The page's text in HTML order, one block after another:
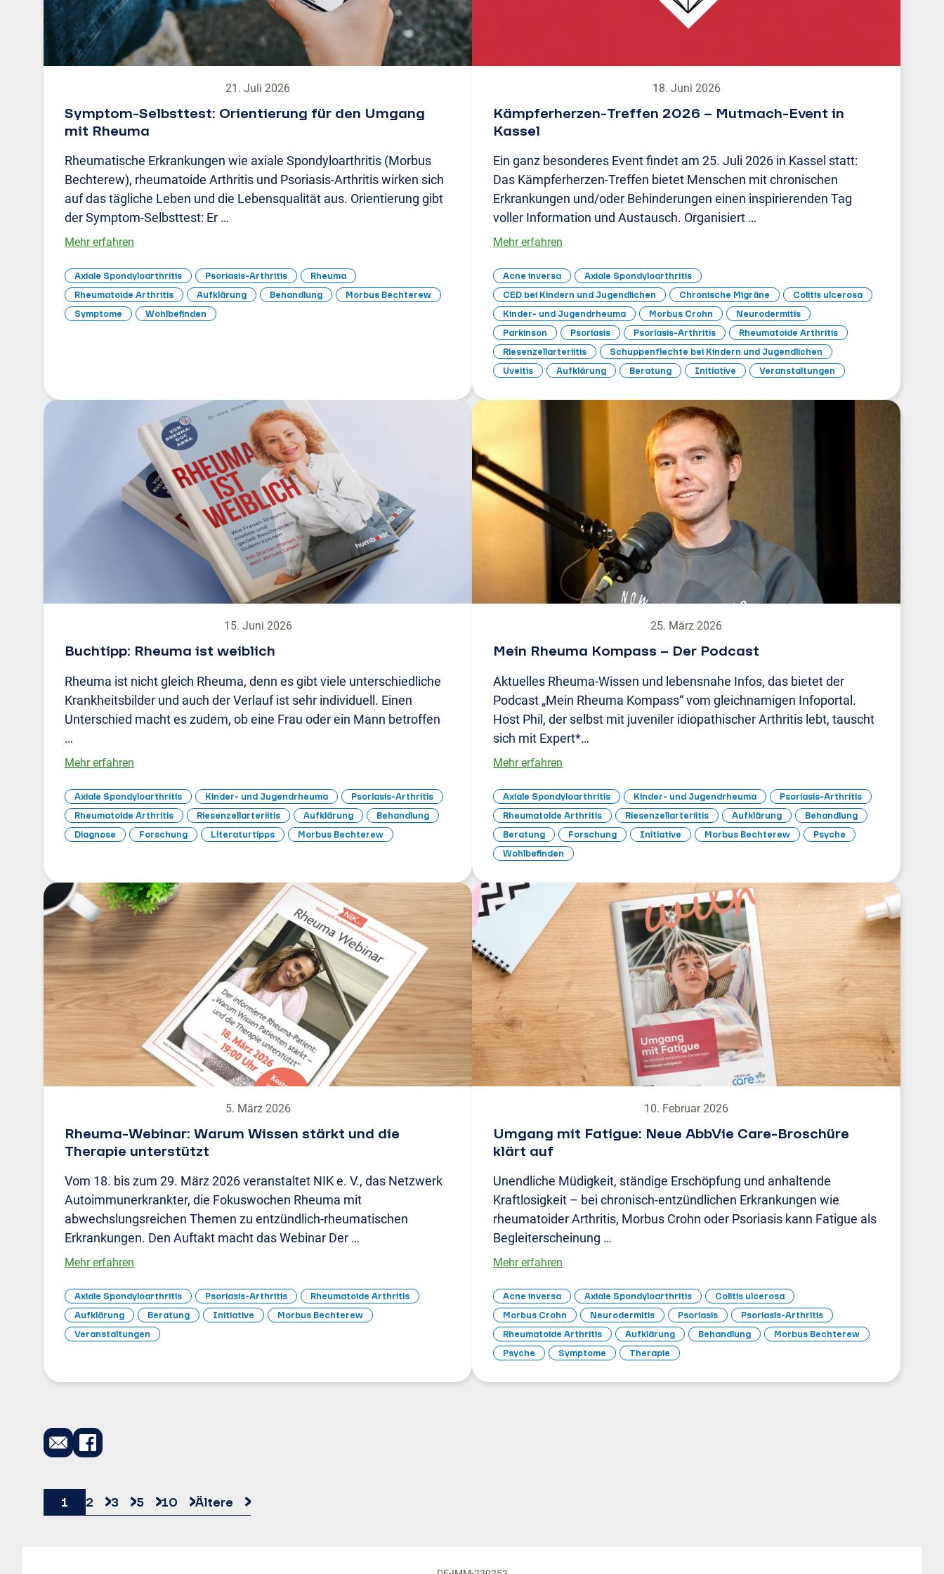
21. Juli 2026
Symptom-Selbsttest: Orientierung für den Umgang
mit Rheuma
Rheumatische Erkrankungen wie axiale Spondyloarthritis (Morbus
Bechterew), rheumatoide Arthritis und Psoriasis-Arthritis wirken sich
auf das tägliche Leben und die Lebensqualität aus. Orientierung gibt
der Symptom-Selbsttest: Er …
Mehr erfahren
Axiale Spondyloarthritis Psoriasis-Arthritis
Rheuma
Rheumatoide Arthritis
Aufklärung Behandlung
Morbus Bechterew
Symptome
Wohlbefinden
18. Juni 2026
Kämpferherzen-Treffen 2026 – Mutmach-Event in
Kassel
Ein ganz besonderes Event findet am 25. Juli 2026 in Kassel statt:
Das Kämpferherzen-Treffen bietet Menschen mit chronischen
Erkrankungen und/oder Behinderungen einen inspirierenden Tag
voller Information und Austausch. Organisiert …
Mehr erfahren
Acne inversa
Axiale Spondyloarthritis
CED bei Kindern und Jugendlichen
Chronische Migräne
Colitis ulcerosa
Kinder- und Jugendrheuma
Morbus Crohn
Neurodermitis
Parkinson
Psoriasis Psoriasis-Arthritis
Rheumatoide Arthritis
Riesenzellarteriitis
Schuppenflechte bei Kindern und Jugendlichen
Uveitis
Aufklärung Beratung Initiative Veranstaltungen
15. Juni 2026
Buchtipp: Rheuma ist weiblich
Rheuma ist nicht gleich Rheuma, denn es gibt viele unterschiedliche
Krankheitsbilder und auch der Verlauf ist sehr individuell. Einen
Unterschied macht es zudem, ob eine Frau oder ein Mann betroffen
…
Mehr erfahren
Axiale Spondyloarthritis Kinder- und Jugendrheuma
Psoriasis-Arthritis
Rheumatoide Arthritis
Riesenzellarteriitis Aufklärung
Behandlung
Diagnose
Forschung Literaturtipps Morbus Bechterew
25. März 2026
Mein Rheuma Kompass – Der Podcast
Aktuelles Rheuma-Wissen und lebensnahe Infos, das bietet der
Podcast „Mein Rheuma Kompass“ vom gleichnamigen Infoportal.
Host Phil, der selbst mit juveniler idiopathischer Arthritis lebt, tauscht
sich mit Expert*…
Mehr erfahren
Axiale Spondyloarthritis Kinder- und Jugendrheuma
Psoriasis-Arthritis
Rheumatoide Arthritis
Riesenzellarteriitis Aufklärung
Behandlung
Beratung
Forschung Initiative Morbus Bechterew
Psyche
Wohlbefinden
5. März 2026
Rheuma-Webinar: Warum Wissen stärkt und die
Therapie unterstützt
Vom 18. bis zum 29. März 2026 veranstaltet NIK e. V., das Netzwerk
Autoimmunerkrankter, die Fokuswochen Rheuma mit
abwechslungsreichen Themen zu entzündlich-rheumatischen
Erkrankungen. Den Auftakt macht das Webinar Der …
Mehr erfahren
Axiale Spondyloarthritis Psoriasis-Arthritis
Rheumatoide Arthritis
Aufklärung
Beratung Initiative
Morbus Bechterew
Veranstaltungen
10. Februar 2026
Umgang mit Fatigue: Neue AbbVie Care-Broschüre
klärt auf
Unendliche Müdigkeit, ständige Erschöpfung und anhaltende
Kraftlosigkeit – bei chronisch-entzündlichen Erkrankungen wie
rheumatoider Arthritis, Morbus Crohn oder Psoriasis kann Fatigue als
Begleiterscheinung …
Mehr erfahren
Acne inversa Axiale Spondyloarthritis
Colitis ulcerosa
Morbus Crohn
Neurodermitis Psoriasis
Psoriasis-Arthritis
Rheumatoide Arthritis
Aufklärung Behandlung
Morbus Bechterew
Psyche
Symptome Therapie
1 2 3 5 10 Ältere